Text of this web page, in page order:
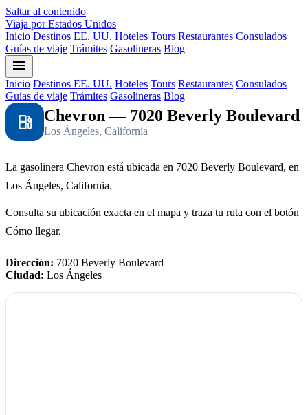
Saltar al contenido
Viaja por Estados Unidos
Inicio Destinos EE. UU. Hoteles Tours Restaurantes Consulados
Guías de viaje Trámites Gasolineras Blog
menu
Inicio Destinos EE. UU. Hoteles Tours Restaurantes Consulados
Guías de viaje Trámites Gasolineras Blog
local_gas_station Chevron — 7020 Beverly Boulevard
Los Ángeles, California
La gasolinera Chevron está ubicada en 7020 Beverly Boulevard, en
Los Ángeles, California.
Consulta su ubicación exacta en el mapa y traza tu ruta con el botón
Cómo llegar.
Dirección: 7020 Beverly Boulevard
Ciudad: Los Ángeles